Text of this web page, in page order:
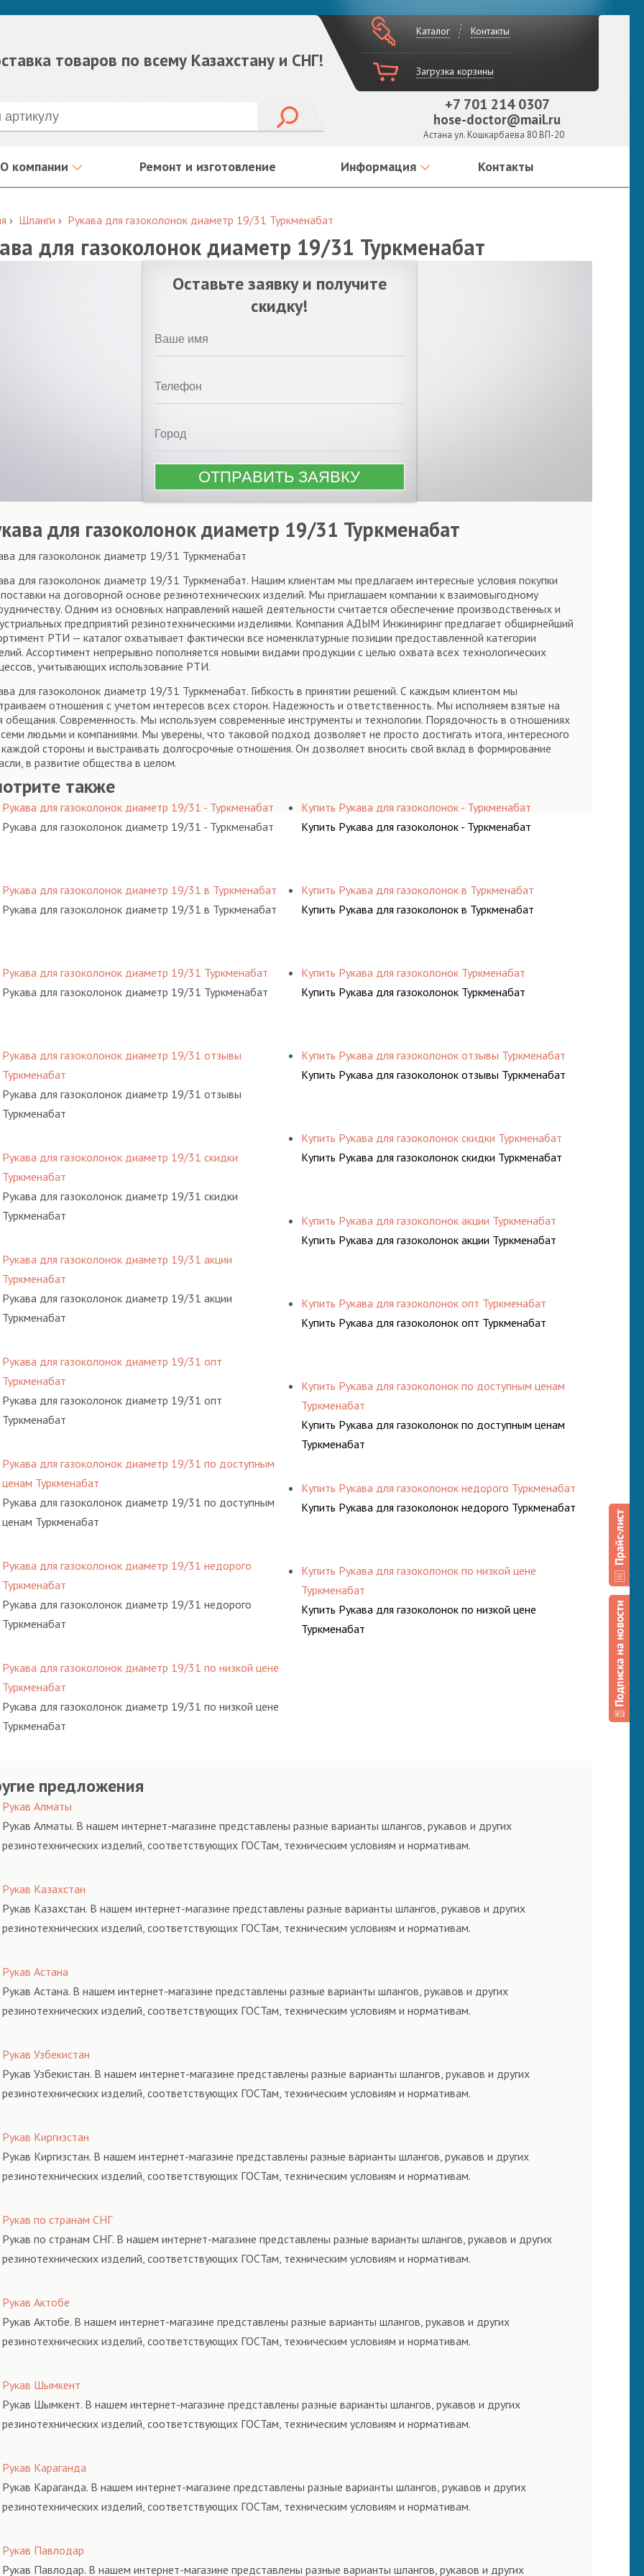
товаров по всему Казахстану и СНГ!
Каталог Контакты
Загрузка корзины
+7 701 214 0307
hose-doctor@mail.ru
Астана ул. Кошкарбаева 80 ВП-20
О компании Ремонт и изготовление Информация Контакты
› Шланги › Рукава для газоколонок диаметр 19/31 Туркменабат
для газоколонок диаметр 19/31 Туркменабат
Оставьте заявку и получите
скидку!
для газоколонок диаметр 19/31 Туркменабат
для газоколонок диаметр 19/31 Туркменабат
для газоколонок диаметр 19/31 Туркменабат. Нашим клиентам мы предлагаем интересные условия покупки
на договорной основе резинотехнических изделий. Мы приглашаем компании к взаимовыгодному
Одним из основных направлений нашей деятельности считается обеспечение производственных и
предприятий резинотехническими изделиями. Компания АДЫМ Инжиниринг предлагает обширнейший
РТИ — каталог охватывает фактически все номенклатурные позиции предоставленной категории
Ассортимент непрерывно пополняется новыми видами продукции с целью охвата всех технологических
учитывающих использование РТИ.
для газоколонок диаметр 19/31 Туркменабат. Гибкость в принятии решений. С каждым клиентом мы
отношения с учетом интересов всех сторон. Надежность и ответственность. Мы исполняем взятые на
обещания. Современность. Мы используем современные инструменты и технологии. Порядочность в отношениях
людьми и компаниями. Мы уверены, что таковой подход дозволяет не просто достигать итога, интересного
стороны и выстраивать долгосрочные отношения. Он дозволяет вносить свой вклад в формирование
в развитие общества в целом.
также
Рукава для газоколонок диаметр 19/31 - Туркменабат
Рукава для газоколонок диаметр 19/31 - Туркменабат
Рукава для газоколонок диаметр 19/31 в Туркменабат
Рукава для газоколонок диаметр 19/31 в Туркменабат
Рукава для газоколонок диаметр 19/31 Туркменабат
Рукава для газоколонок диаметр 19/31 Туркменабат
Рукава для газоколонок диаметр 19/31 отзывы
Туркменабат
Рукава для газоколонок диаметр 19/31 отзывы
Туркменабат
Рукава для газоколонок диаметр 19/31 скидки
Туркменабат
Рукава для газоколонок диаметр 19/31 скидки
Туркменабат
Рукава для газоколонок диаметр 19/31 акции
Туркменабат
Рукава для газоколонок диаметр 19/31 акции
Туркменабат
Рукава для газоколонок диаметр 19/31 опт
Туркменабат
Рукава для газоколонок диаметр 19/31 опт
Туркменабат
Рукава для газоколонок диаметр 19/31 по доступным
ценам Туркменабат
Рукава для газоколонок диаметр 19/31 по доступным
ценам Туркменабат
Рукава для газоколонок диаметр 19/31 недорого
Туркменабат
Рукава для газоколонок диаметр 19/31 недорого
Туркменабат
Рукава для газоколонок диаметр 19/31 по низкой цене
Туркменабат
Рукава для газоколонок диаметр 19/31 по низкой цене
Туркменабат
Купить Рукава для газоколонок - Туркменабат
Купить Рукава для газоколонок - Туркменабат
Купить Рукава для газоколонок в Туркменабат
Купить Рукава для газоколонок в Туркменабат
Купить Рукава для газоколонок Туркменабат
Купить Рукава для газоколонок Туркменабат
Купить Рукава для газоколонок отзывы Туркменабат
Купить Рукава для газоколонок отзывы Туркменабат
Купить Рукава для газоколонок скидки Туркменабат
Купить Рукава для газоколонок скидки Туркменабат
Купить Рукава для газоколонок акции Туркменабат
Купить Рукава для газоколонок акции Туркменабат
Купить Рукава для газоколонок опт Туркменабат
Купить Рукава для газоколонок опт Туркменабат
Купить Рукава для газоколонок по доступным ценам
Туркменабат
Купить Рукава для газоколонок по доступным ценам
Туркменабат
Купить Рукава для газоколонок недорого Туркменабат
Купить Рукава для газоколонок недорого Туркменабат
Купить Рукава для газоколонок по низкой цене
Туркменабат
Купить Рукава для газоколонок по низкой цене
Туркменабат
предложения
Рукав Алматы
Рукав Алматы. В нашем интернет-магазине представлены разные варианты шлангов, рукавов и других
резинотехнических изделий, соответствующих ГОСТам, техническим условиям и нормативам.
Рукав Казахстан
Рукав Казахстан. В нашем интернет-магазине представлены разные варианты шлангов, рукавов и других
резинотехнических изделий, соответствующих ГОСТам, техническим условиям и нормативам.
Рукав Астана
Рукав Астана. В нашем интернет-магазине представлены разные варианты шлангов, рукавов и других
резинотехнических изделий, соответствующих ГОСТам, техническим условиям и нормативам.
Рукав Узбекистан
Рукав Узбекистан. В нашем интернет-магазине представлены разные варианты шлангов, рукавов и других
резинотехнических изделий, соответствующих ГОСТам, техническим условиям и нормативам.
Рукав Киргизстан
Рукав Киргизстан. В нашем интернет-магазине представлены разные варианты шлангов, рукавов и других
резинотехнических изделий, соответствующих ГОСТам, техническим условиям и нормативам.
Рукав по странам СНГ
Рукав по странам СНГ. В нашем интернет-магазине представлены разные варианты шлангов, рукавов и других
резинотехнических изделий, соответствующих ГОСТам, техническим условиям и нормативам.
Рукав Актобе
Рукав Актобе. В нашем интернет-магазине представлены разные варианты шлангов, рукавов и других
резинотехнических изделий, соответствующих ГОСТам, техническим условиям и нормативам.
Рукав Шымкент
Рукав Шымкент. В нашем интернет-магазине представлены разные варианты шлангов, рукавов и других
резинотехнических изделий, соответствующих ГОСТам, техническим условиям и нормативам.
Рукав Караганда
Рукав Караганда. В нашем интернет-магазине представлены разные варианты шлангов, рукавов и других
резинотехнических изделий, соответствующих ГОСТам, техническим условиям и нормативам.
Рукав Павлодар
Рукав Павлодар. В нашем интернет-магазине представлены разные варианты шлангов, рукавов и других